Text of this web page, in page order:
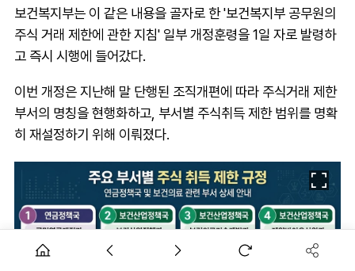
보건복지부는 이 같은 내용을 골자로 한 '보건복지부 공무원의
주식 거래 제한에 관한 지침' 일부 개정훈령을 1일 자로 발령하
고 즉시 시행에 들어갔다.
이번 개정은 지난해 말 단행된 조직개편에 따라 주식거래 제한
부서의 명칭을 현행화하고, 부서별 주식취득 제한 범위를 명확
히 재설정하기 위해 이뤄졌다.